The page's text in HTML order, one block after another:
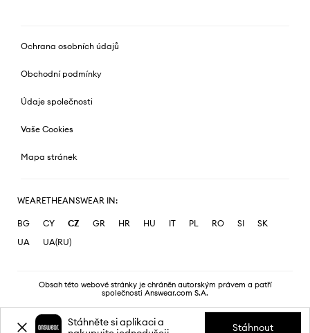
Ochrana osobních údajů
Obchodní podmínky
Údaje společnosti
Vaše Cookies
Mapa stránek
WEARETHEANSWEAR IN:
BG CY CZ GR HR HU IT PL RO SI
SK
UA
UA(RU)
Obsah této webové stránky je chráněn autorským právem a patří
společnosti Answear.com S.A.
Stáhněte si aplikaci a
Stáhnout